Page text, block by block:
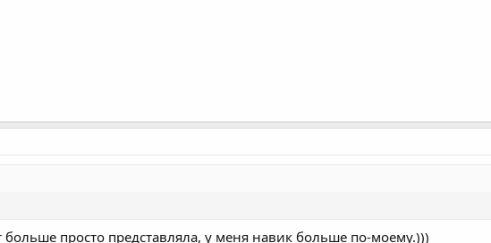
просто представляла, у меня навик больше по-моему.)))